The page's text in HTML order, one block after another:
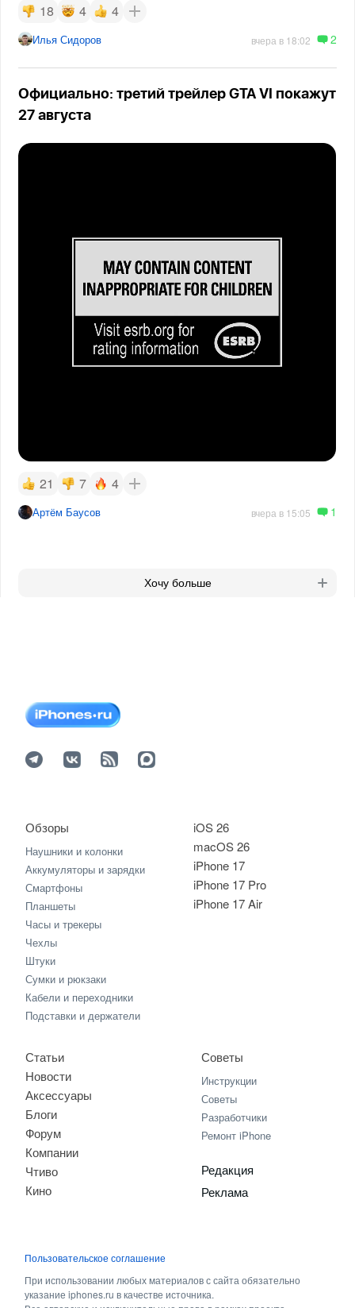
18 4 4
Илья Сидоров вчера в 18:02 2
Официально: третий трейлер GTA VI покажут
27 августа
21 7 4
Артём Баусов вчера в 15:05 1
Хочу больше
iOS 26
macOS 26
iPhone 17
iPhone 17 Pro
iPhone 17 Air
Обзоры
Наушники и колонки
Аккумуляторы и зарядки
Смартфоны
Планшеты
Часы и трекеры
Чехлы
Штуки
Сумки и рюкзаки
Кабели и переходники
Подставки и держатели
Статьи
Новости
Аксессуары
Блоги
Форум
Компании
Чтиво
Кино
Советы
Инструкции
Советы
Разработчики
Ремонт iPhone
Редакция
Реклама
Пользовательское соглашение
При использовании любых материалов с сайта обязательно
указание iphones.ru в качестве источника.